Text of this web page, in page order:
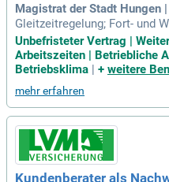
Magistrat der Stadt Hungen
Gleitzeitregelung; Fort- und
persönlichen und fachlichen
bliche Altersvorsorge (ZVK
beschäftigten; Zuschuss zur
Unbefristeter Vertrag |
Arbeitszeiten | Betriebliche
Betriebsklima | + weitere
mehr erfahren
Kundenberater als